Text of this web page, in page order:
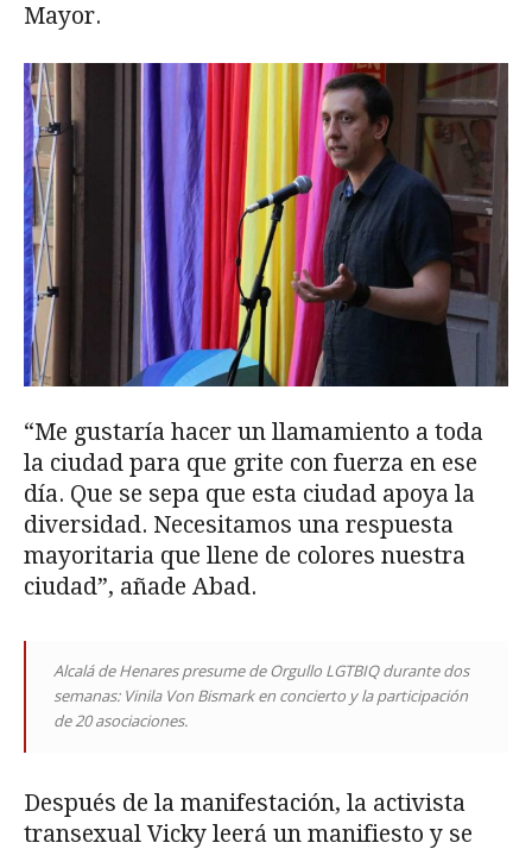
Mayor.
“Me gustaría hacer un llamamiento a toda
la ciudad para que grite con fuerza en ese
día. Que se sepa que esta ciudad apoya la
diversidad. Necesitamos una respuesta
mayoritaria que llene de colores nuestra
ciudad”, añade Abad.
Alcalá de Henares presume de Orgullo LGTBIQ durante dos
semanas: Vinila Von Bismark en concierto y la participación
de 20 asociaciones.
Después de la manifestación, la activista
transexual Vicky leerá un manifiesto y se